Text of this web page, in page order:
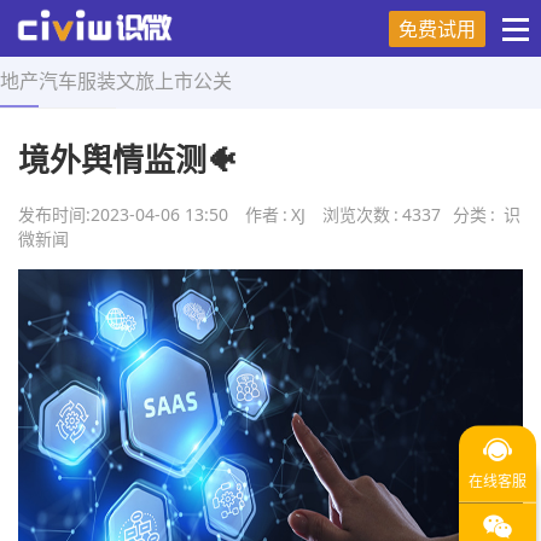
免费试用
地产汽车服装文旅 上市公关
首页 > 舆情研究 > 正文
境外舆情监测🐠
发布时间:2023-04-06 13:50 作者 : XJ 浏览次数 : 4337 分类 : 识
微新闻